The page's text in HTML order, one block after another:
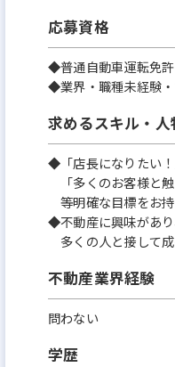
応募資格
◆普通自動車運転免許
◆業界・職種未経験
求めるスキル・人
◆「店長になりたい！
「多くのお客様と触
等明確な目標をお
◆不動産に興味があり
多くの人と接して
不動産業界経験
問わない
学歴